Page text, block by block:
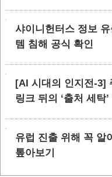
샤이니헌터스 정보
템 침해 공식 확인
[AI 시대의 인지전-3]
링크 뒤의 ‘출처 세탁’
유럽 진출 위해 꼭 알
톺아보기